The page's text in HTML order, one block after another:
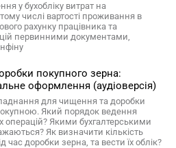
у бухобліку витрат на
числі вартості проживання в
рахунку працівника та
первинними документами,
покупного зерна:
оформлення (аудіоверсія)
для чищення та доробки
Який порядок ведення
операцій? Якими бухгалтерськими
Як визначити кількість
час доробки зерна, та вести їх облік?